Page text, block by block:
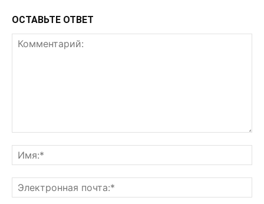
ОСТАВЬТЕ ОТВЕТ